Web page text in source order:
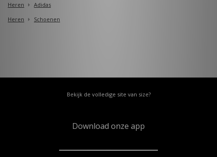
Heren
Adidas
Heren
Schoenen
Bekijk de volledige site van size?
Download onze app